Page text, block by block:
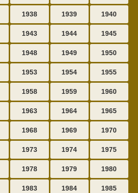
1938 1939 1940
1943 1944 1945
1948 1949 1950
1953 1954 1955
1958 1959 1960
1963 1964 1965
1968 1969 1970
1973 1974 1975
1978 1979 1980
1983 1984 1985